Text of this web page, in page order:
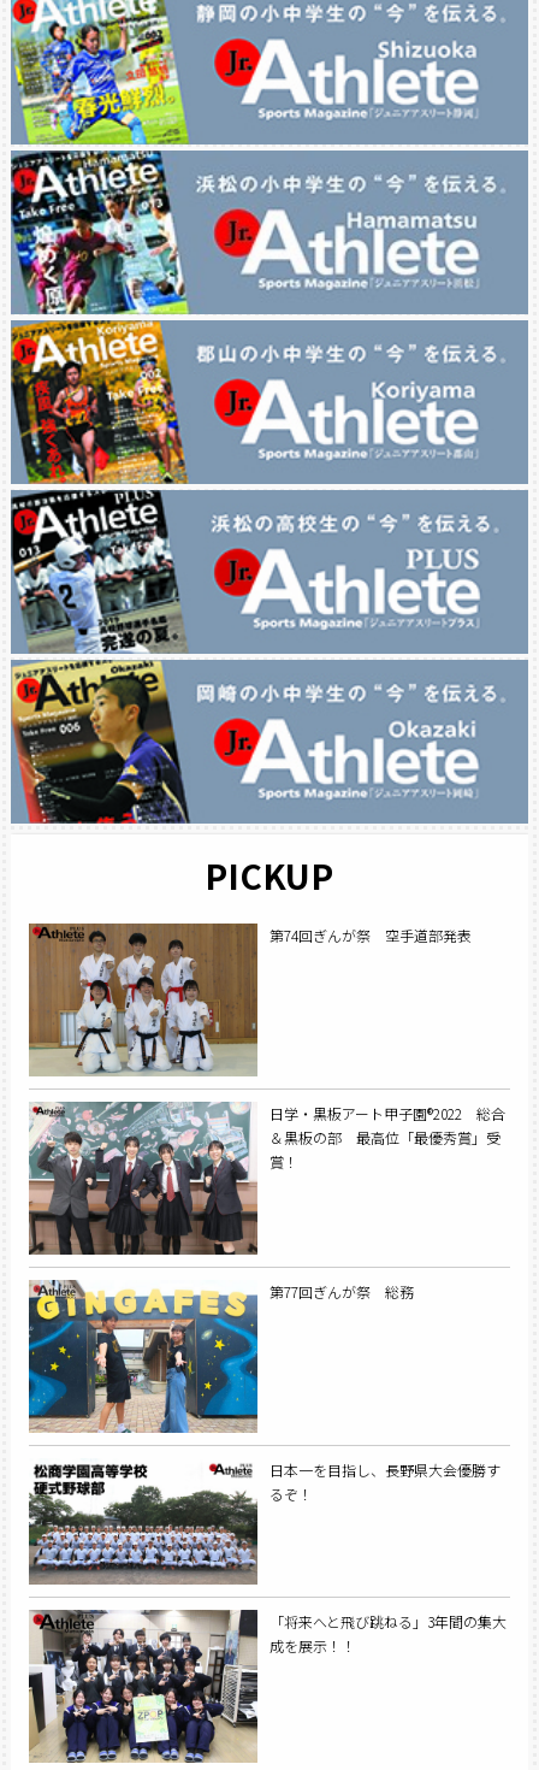
PICKUP
第74回ぎんが祭 空手道部発表
日学・黒板アート甲子園®2022 総合
＆黒板の部 最高位「最優秀賞」受
賞！
第77回ぎんが祭 総務
日本一を目指し、長野県大会優勝す
るぞ！
「将来へと飛び跳ねる」3年間の集大
成を展示！！